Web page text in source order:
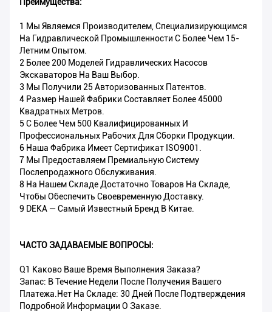
Преимущества:
1 Мы Являемся Производителем, Специализирующимся
На Гидравлической Промышленности С Более Чем 15-
Летним Опытом.
2 Более 200 Моделей Гидравлических Насосов
Экскаваторов На Ваш Выбор.
3 Мы Получили 25 Авторизованных Патентов.
4 Размер Нашей Фабрики Составляет Более 45000
Квадратных Метров.
5 С Более Чем 500 Квалифицированных И
Профессиональных Рабочих Для Сборки Продукции.
6 Наша Фабрика Имеет Сертификат ISO9001.
7 Мы Предоставляем Премиальную Систему
Послепродажного Обслуживания.
8 На Нашем Складе Достаточно Товаров На Складе,
Чтобы Обеспечить Своевременную Доставку.
9 DEKA — Самый Известный Бренд В Китае.
ЧАСТО ЗАДАВАЕМЫЕ ВОПРОСЫ:
Q1 Каково Ваше Время Выполнения Заказа?
Запас: В Течение Недели После Получения Вашего
Платежа.Нет На Складе: 30 Дней После Подтверждения
Подробной Информации О Заказе.